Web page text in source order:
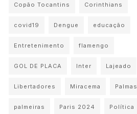
Copão Tocantins Corinthians
covid19 Dengue educação
Entretenimento flamengo
GOL DE PLACA Inter Lajeado
Libertadores Miracema Palmas
palmeiras Paris 2024 Política